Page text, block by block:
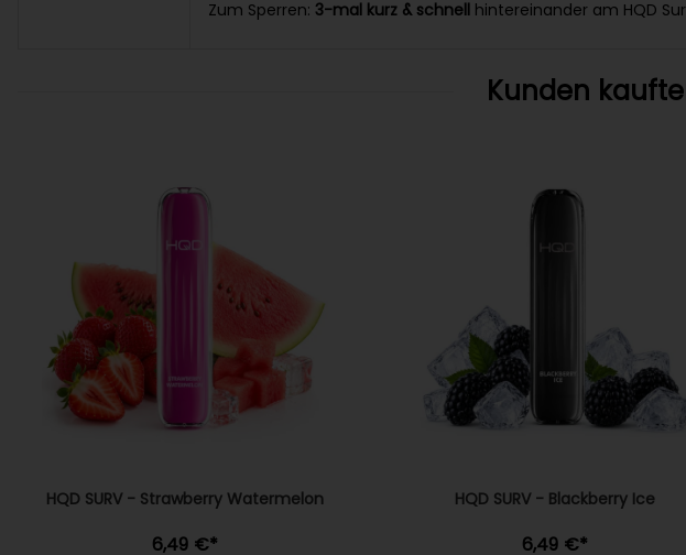
Zum Sperren: 3-mal kurz & schnell hintereinander am HQD
Kunden
HQD SURV - Strawberry Watermelon
6,49 €*
HQD SURV - Blackberry Ice
6,49 €*